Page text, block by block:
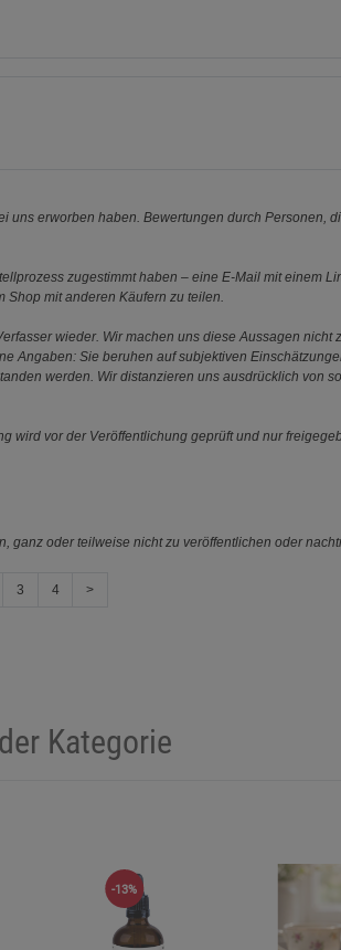
erworben haben. Bewertungen durch Personen,
zugestimmt haben – eine E-Mail mit einem
Shop mit anderen Käufern zu teilen.
wieder. Wir machen uns diese Aussagen nicht
Angaben: Sie beruhen auf subjektiven
werden. Wir distanzieren uns ausdrücklich von
vor der Veröffentlichung geprüft und nur
ganz oder teilweise nicht zu veröffentlichen oder
3 4 >
Kategorie
-13%